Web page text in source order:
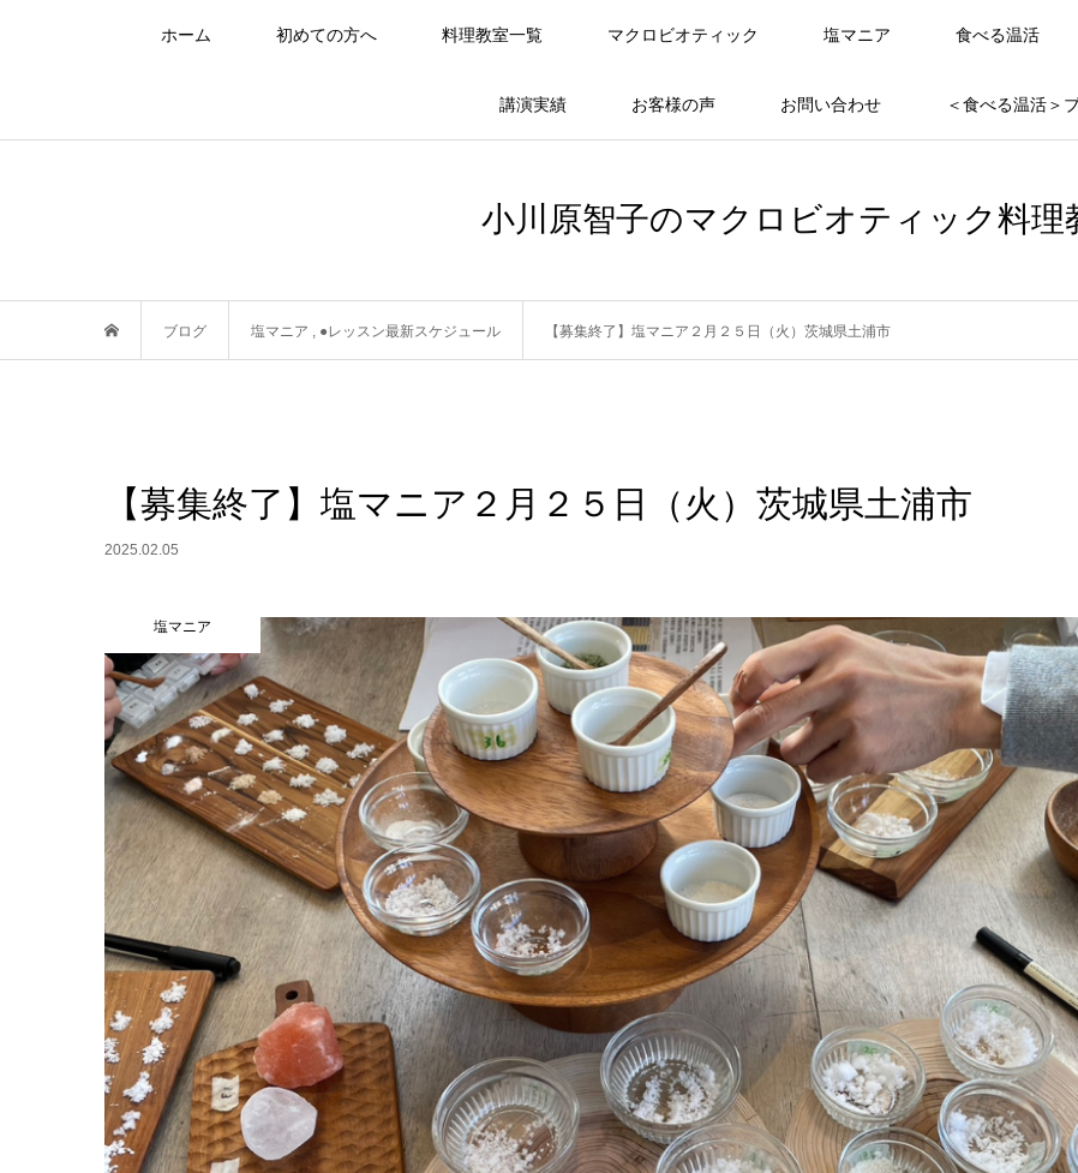
ホーム 初めての方へ 料理教室一覧 マクロビオティック 塩マニア 食べる温活
講演実績 お客様の声 お問い合わせ ＜食べる温活＞
小川原智子のマクロビオティック料理
ブログ 塩マニア , ●レッスン最新スケジュール 【募集終了】塩マニア２月２５日（火）茨城県土浦市
【募集終了】塩マニア２月２５日（火）茨城県土浦市
2025.02.05
塩マニア